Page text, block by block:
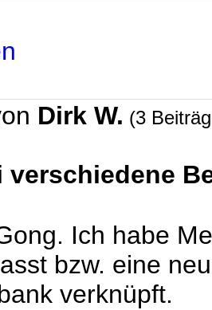
Dirk W. (3
verschiedene
Ich habe
bzw. eine
verknüpft.